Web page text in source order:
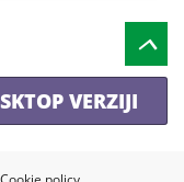
VERZIJI